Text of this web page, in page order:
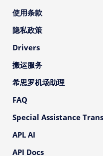
使用条款
隐私政策
Drivers
搬运服务
希思罗机场助理
FAQ
Special Assistance
APL AI
API Docs